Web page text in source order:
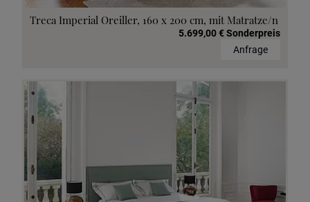
Treca Imperial Oreiller, 160 x 200 cm, mit Matratze/n
5.699,00 € Sonderpreis
Anfrage